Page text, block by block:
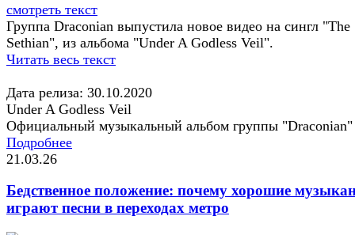
смотреть текст
Группа Draconian выпустила новое видео на сингл "The
Sethian", из альбома "Under A Godless Veil".
Читать весь текст
Дата релиза: 30.10.2020
Under A Godless Veil
Официальный музыкальный альбом группы "Draconian"
Подробнее
21.03.26
Бедственное положение: почему хорошие
играют песни в переходах метро